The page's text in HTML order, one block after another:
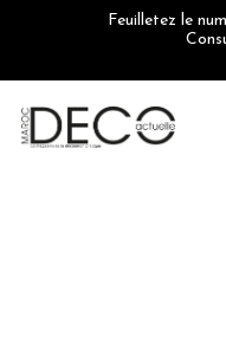
Feuilletez le